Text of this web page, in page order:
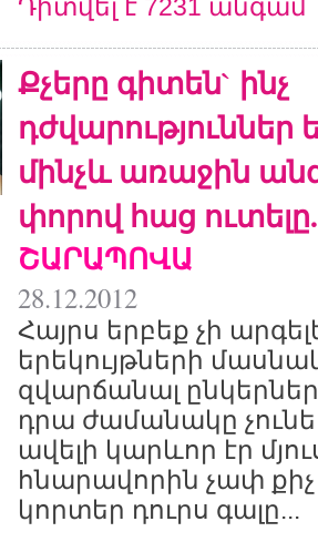
Դիտվել է 7231 անգամ
Քչերը գիտեն` ինչ
դժվարություններ
մինչև առաջին
փորով հաց
ՇԱՐԱՊՈՎԱ
28.12.2012
Հայրս երբեք չի
երեկույթների
զվարճանալ
դրա ժամանակը
ավելի կարևոր էր
հնարավորին չափ
կորտեր դուրս գալը...